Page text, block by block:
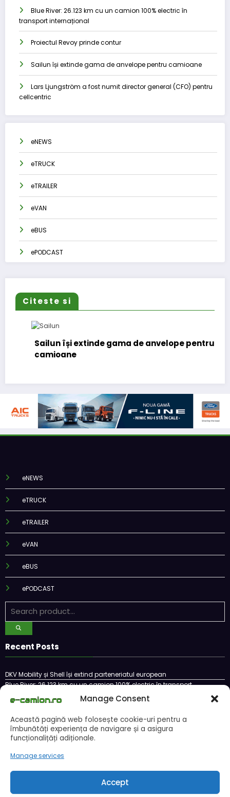
Manage Consent
Această pagină web folosește cookie-uri pentru a
îmbunătăți experiența de navigare și a asigura
funcționalițăți adiționale.
Manage services
Accept
Blue River: 26.123 km cu un camion 100% electric în
transport internațional
Proiectul Revoy prinde contur
Sailun își extinde gama de anvelope pentru camioane
Lars Ljungström a fost numit director general (CFO) pentru
cellcentric
eNEWS
eTRUCK
eTRAILER
eVAN
eBUS
ePODCAST
Citeste si
Sailun își extinde gama de anvelope pentru
camioane
eNEWS
eTRUCK
eTRAILER
eVAN
eBUS
ePODCAST
Recent Posts
DKV Mobility și Shell își extind parteneriatul european
Blue River: 26.123 km cu un camion 100% electric în transport
internațional
Proiectul Revoy prinde contur
Sailun își extinde gama de anvelope pentru camioane
Lars Ljungström a fost numit director general (CFO) pentru cellcentric